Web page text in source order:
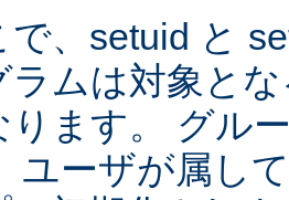
で、setuid と
ラムは対象と
ります。 グル
ユーザが属し